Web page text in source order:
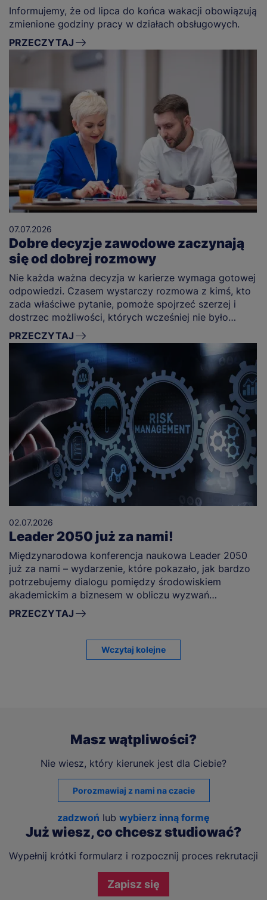
Informujemy, że od lipca do końca wakacji obowiązują
zmienione godziny pracy w działach obsługowych.
PRZECZYTAJ
07.07.2026
Dobre decyzje zawodowe zaczynają
się od dobrej rozmowy
Nie każda ważna decyzja w karierze wymaga gotowej
odpowiedzi. Czasem wystarczy rozmowa z kimś, kto
zada właściwe pytanie, pomoże spojrzeć szerzej i
dostrzec możliwości, których wcześniej nie było
widać.
PRZECZYTAJ
02.07.2026
Leader 2050 już za nami!
Międzynarodowa konferencja naukowa Leader 2050
już za nami – wydarzenie, które pokazało, jak bardzo
potrzebujemy dialogu pomiędzy środowiskiem
akademickim a biznesem w obliczu wyzwań
przyszłości.
PRZECZYTAJ
Wczytaj kolejne
Masz wątpliwości?
Nie wiesz, który kierunek jest dla Ciebie?
Porozmawiaj z nami na czacie
zadzwoń lub wybierz inną formę
Już wiesz, co chcesz studiować?
Wypełnij krótki formularz i rozpocznij proces rekrutacji
Zapisz się